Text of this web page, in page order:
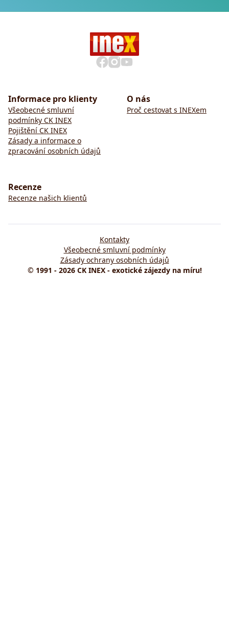
Informace pro klienty
Všeobecné smluvní
podmínky CK INEX
Pojištění CK INEX
Zásady a informace o
zpracování osobních údajů
O nás
Proč cestovat s INEXem
Recenze
Recenze našich klientů
© 1991 - 2026 CK INEX - exotické zájezdy na míru!
Kontakty
Všeobecné smluvní podmínky
Zásady ochrany osobních údajů